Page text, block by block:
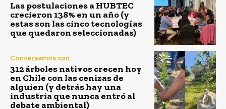
Las postulaciones a HUBTEC
crecieron 138% en un año (y
estas son las cinco tecnologías
que quedaron seleccionadas)
Conversamos con
312 árboles nativos crecen hoy
en Chile con las cenizas de
alguien (y detrás hay una
industria que nunca entró al
debate ambiental)